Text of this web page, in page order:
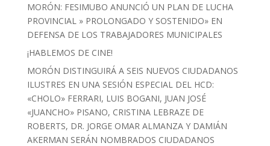
MORÓN: FESIMUBO ANUNCIÓ UN PLAN DE LUCHA
PROVINCIAL » PROLONGADO Y SOSTENIDO» EN
DEFENSA DE LOS TRABAJADORES MUNICIPALES
¡HABLEMOS DE CINE!
MORÓN DISTINGUIRÁ A SEIS NUEVOS CIUDADANOS
ILUSTRES EN UNA SESIÓN ESPECIAL DEL HCD:
«CHOLO» FERRARI, LUIS BOGANI, JUAN JOSÉ
«JUANCHO» PISANO, CRISTINA LEBRAZE DE
ROBERTS, DR. JORGE OMAR ALMANZA Y DAMIÁN
AKERMAN SERÁN NOMBRADOS CIUDADANOS